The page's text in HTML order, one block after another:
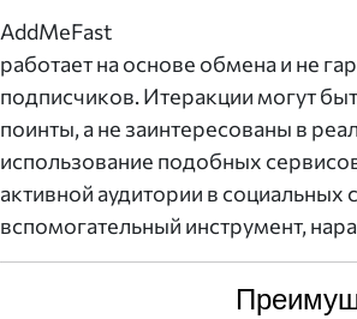
AddMeFast
работает на основе обмена и не
подписчиков. Итеракции могут
поинты, а не заинтересованы в
использование подобных
активной аудитории в
вспомогательный инструмент,